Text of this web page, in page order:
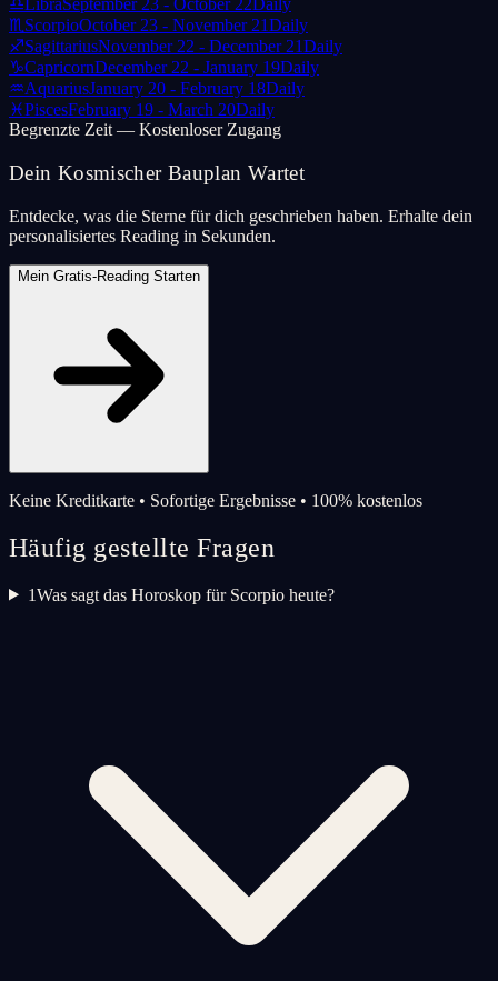
♎LibraSeptember 23 - October 22Daily
♏ ScorpioOctober 23 - November 21Daily
♐SagittariusNovember 22 - December 21Daily
♑CapricornDecember 22 - January 19Daily
♒AquariusJanuary 20 - February 18Daily
♓PiscesFebruary 19 - March 20Daily
Begrenzte Zeit — Kostenloser Zugang
Dein Kosmischer Bauplan Wartet
Entdecke, was die Sterne für dich geschrieben haben. Erhalte dein
personalisiertes Reading in Sekunden.
Mein Gratis-Reading Starten
Keine Kreditkarte • Sofortige Ergebnisse • 100% kostenlos
Häufig gestellte Fragen
1Was sagt das Horoskop für Scorpio heute?